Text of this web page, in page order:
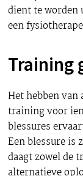
dient te worden
een
Training
Het hebben
training voor
blessures
Een blessure is
daagt zowel de
alternatieve